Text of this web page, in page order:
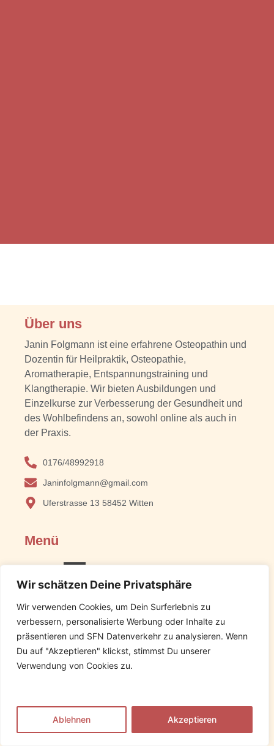
Wir schätzen Deine Privatsphäre
Wir verwenden Cookies, um Dein Surferlebnis zu
verbessern, personalisierte Werbung oder Inhalte zu
präsentieren und SFN Datenverkehr zu analysieren. Wenn
Du auf "Akzeptieren" klickst, stimmst Du unserer
Verwendung von Cookies zu.
Ablehnen Akzeptieren
Über uns
Janin Folgmann ist eine erfahrene Osteopathin und
Dozentin für Heilpraktik, Osteopathie,
Aromatherapie, Entspannungstraining und
Klangtherapie. Wir bieten Ausbildungen und
Einzelkurse zur Verbesserung der Gesundheit und
des Wohlbefindens an, sowohl online als auch in
der Praxis.
0176/48992918
Janinfolgmann@gmail.com
Uferstrasse 13 58452 Witten
Menü
Rechtliches